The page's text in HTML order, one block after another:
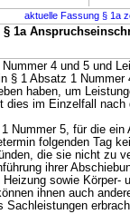
aktuelle Fassung § 1a
§ 1a
4 und 5 und
§ 1 Absatz 1
haben, um
dies im Einzelfall
Nummer 5, für die
folgenden Tag
die sie nicht zu
ihrer
sowie Körper-
ihnen auch
Sachleistungen